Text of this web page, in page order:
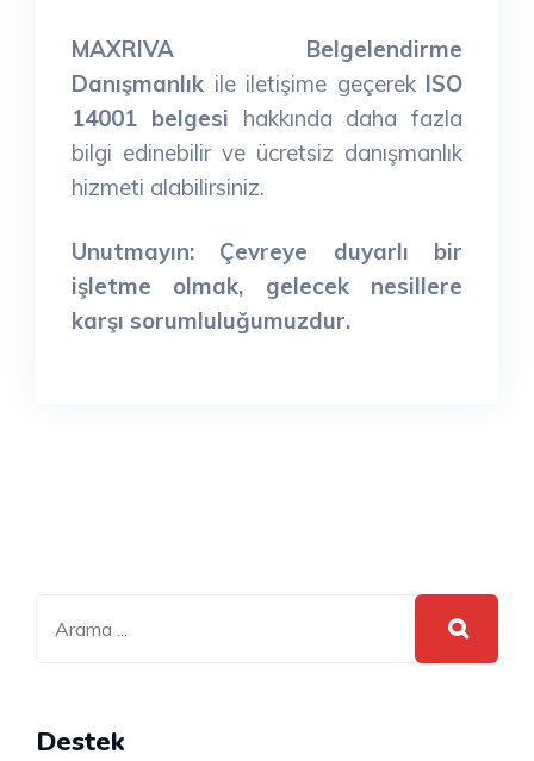
MAXRIVA Belgelendirme
Danışmanlık ile iletişime geçerek ISO
14001 belgesi hakkında daha fazla
bilgi edinebilir ve ücretsiz danışmanlık
hizmeti alabilirsiniz.
Unutmayın:
Çevreye duyarlı bir
işletme olmak, gelecek nesillere
karşı sorumluluğumuzdur.
Destek